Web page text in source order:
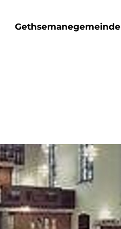
Gethsemanegemeinde